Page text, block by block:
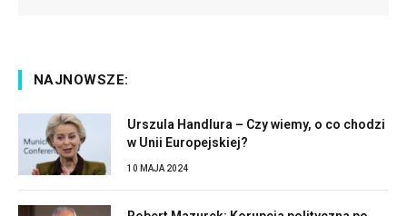
NAJNOWSZE:
Urszula Handlura – Czy wiemy, o co chodzi
w Unii Europejskiej?
10 MAJA 2024